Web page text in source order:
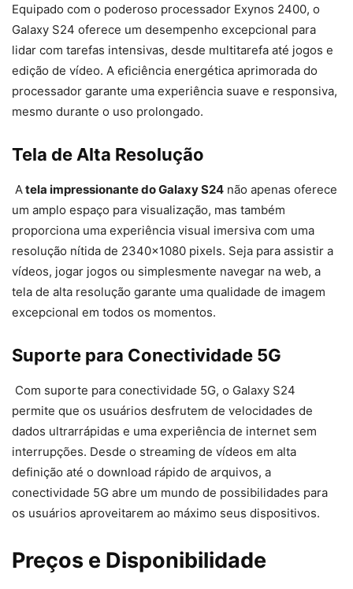
Equipado com o poderoso processador Exynos 2400, o
Galaxy S24 oferece um desempenho excepcional para
lidar com tarefas intensivas, desde multitarefa até jogos e
edição de vídeo. A eficiência energética aprimorada do
processador garante uma experiência suave e responsiva,
mesmo durante o uso prolongado.
Tela de Alta Resolução
Atela impressionante do Galaxy S24 não apenas oferece
um amplo espaço para visualização, mas também
proporciona uma experiência visual imersiva com uma
resolução nítida de 2340×1080 pixels. Seja para assistir a
vídeos, jogar jogos ou simplesmente navegar na web, a
tela de alta resolução garante uma qualidade de imagem
excepcional em todos os momentos.
Suporte para Conectividade 5G
Com suporte para conectividade 5G, o Galaxy S24
permite que os usuários desfrutem de velocidades de
dados ultrarrápidas e uma experiência de internet sem
interrupções. Desde o streaming de vídeos em alta
definição até o download rápido de arquivos, a
conectividade 5G abre um mundo de possibilidades para
os usuários aproveitarem ao máximo seus dispositivos.
Preços e Disponibilidade